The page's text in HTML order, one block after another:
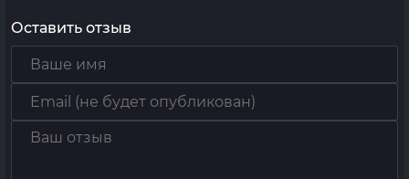
Оставить отзыв